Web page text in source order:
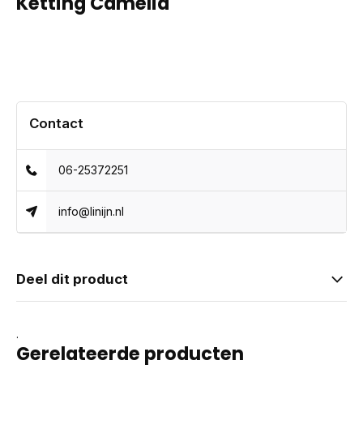
Contact
06-25372251
info@linijn.nl
Deel dit product
.
Gerelateerde producten